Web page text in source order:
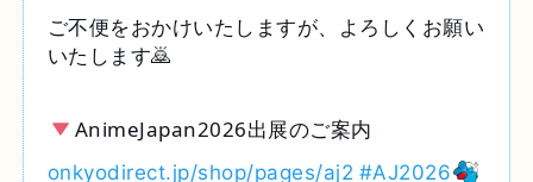
ご不便をおかけいたしますが、よろしくお願い
いたします🙇
AnimeJapan2026出展のご案内
onkyodirect.jp/shop/pages/aj2 #AJ2026